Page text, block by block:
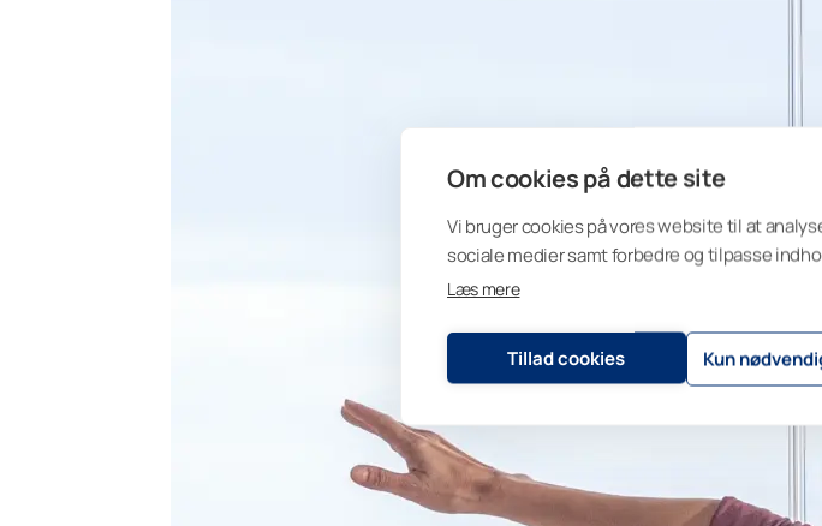
Om cookies på dette site
Vi bruger cookies på vores website til at
sociale medier samt forbedre og tilpasse
Læs mere
Tillad cookies Kun